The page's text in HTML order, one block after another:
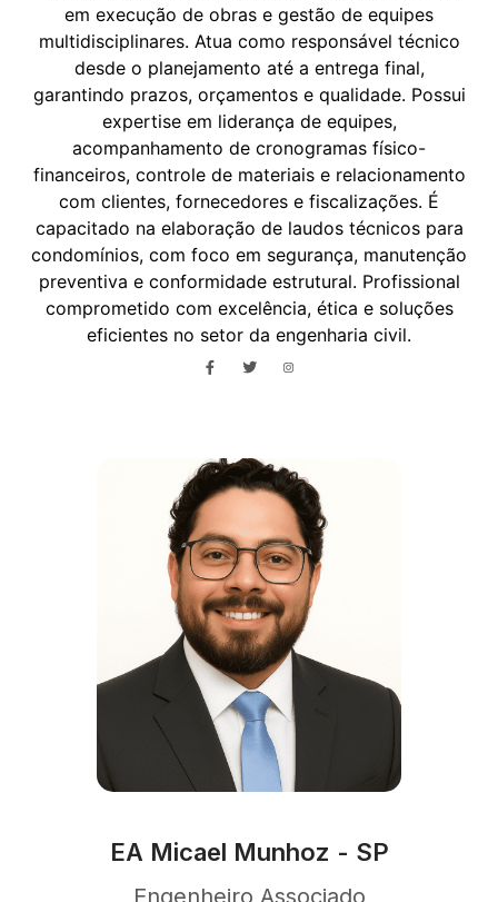
em execução de obras e gestão de equipes
multidisciplinares. Atua como responsável técnico
desde o planejamento até a entrega final,
garantindo prazos, orçamentos e qualidade. Possui
expertise em liderança de equipes,
acompanhamento de cronogramas físico-
financeiros, controle de materiais e relacionamento
com clientes, fornecedores e fiscalizações. É
capacitado na elaboração de laudos técnicos para
condomínios, com foco em segurança, manutenção
preventiva e conformidade estrutural. Profissional
comprometido com excelência, ética e soluções
eficientes no setor da engenharia civil.
EA Micael Munhoz - SP
Engenheiro Associado